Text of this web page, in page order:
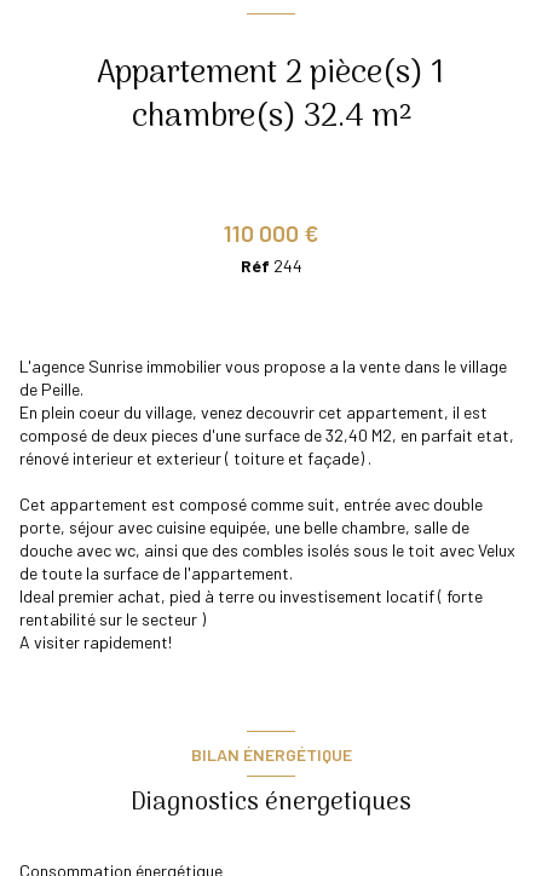
Appartement 2 pièce(s) 1
chambre(s) 32.4 m²
110 000 €
Réf 244
L'agence Sunrise immobilier vous propose a la vente dans le village
de Peille.
En plein coeur du village, venez decouvrir cet appartement, il est
composé de deux pieces d'une surface de 32,40 M2, en parfait etat,
rénové interieur et exterieur ( toiture et façade) .
Cet appartement est composé comme suit, entrée avec double
porte, séjour avec cuisine equipée, une belle chambre, salle de
douche avec wc, ainsi que des combles isolés sous le toit avec Velux
de toute la surface de l'appartement.
Ideal premier achat, pied à terre ou investisement locatif ( forte
rentabilité sur le secteur )
A visiter rapidement!
BILAN ÉNERGÉTIQUE
Diagnostics énergetiques
Consommation énergétique